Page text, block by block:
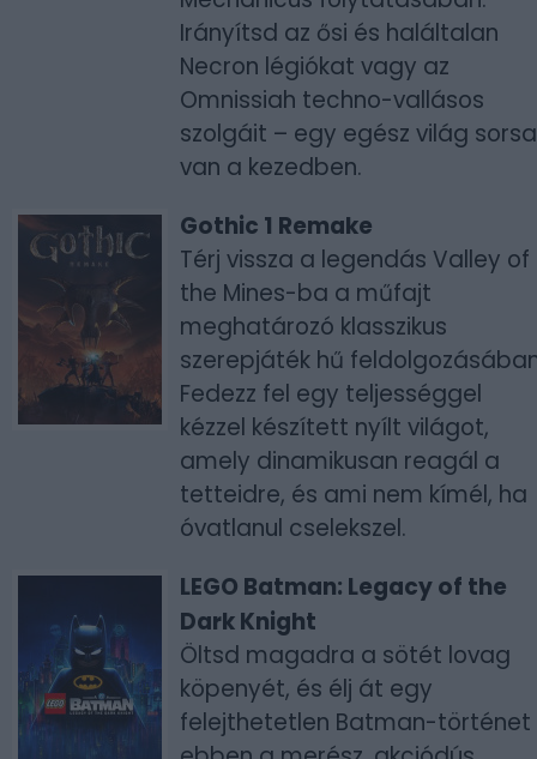
Irányítsd az ősi és haláltalan
Necron légiókat vagy az
Omnissiah techno-vallásos
szolgáit – egy egész világ sorsa
van a kezedben.
Gothic 1 Remake
Térj vissza a legendás Valley of
the Mines-ba a műfajt
meghatározó klasszikus
szerepjáték hű
Fedezz fel egy teljességgel
kézzel készített nyílt világot,
amely dinamikusan reagál a
tetteidre, és ami nem kímél, ha
óvatlanul cselekszel.
LEGO Batman: Legacy of the
Dark Knight
Öltsd magadra a sötét lovag
köpenyét, és élj át egy
felejthetetlen Batman-történet